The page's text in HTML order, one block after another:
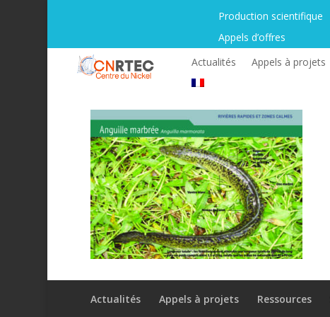
Production scientifique
Appels d’offres
Actualités
Appels à projets
Actualités Appels à projets Ressources